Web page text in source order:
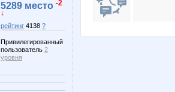
5289 место -2
↓
рейтинг 4138 ?
Привилегированный
пользователь 2
уровня